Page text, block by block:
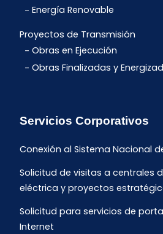
Energía Renovable
Proyectos de Transmisión
Obras en Ejecución
Obras Finalizadas y
Servicios Corporativos
Conexión al Sistema Nacional
Solicitud de visitas a centrales
eléctrica y proyectos
Solicitud para servicios de
Internet